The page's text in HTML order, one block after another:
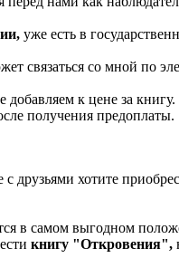
уже есть в
связаться со мной по
к цене за книгу.
получения предоплаты.
друзьями хотите
в самом выгодном
книгу "Откровения",